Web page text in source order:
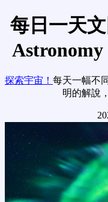
每日一天
Astronomy
探索宇宙！ 每天一幅不
明的解說